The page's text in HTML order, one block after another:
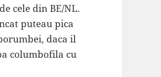
cele din BE/NL.
puteau pica
daca il
columbofila cu